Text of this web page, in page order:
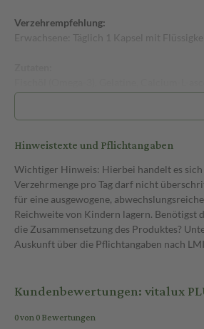
Verzehrempfehlung:
Erwachsene: Täglich 1 Kapsel mit
α-Tocopherylacetat (Vitamin E acetat),
(E471), Lutein- und Zeaxanthin-haltiger
Bei Raumtemperatur (nicht über 25 °C)
Name, Anschrift und Kontakt des
Alcon Laboratories, Inc.
6201 South Freeway
Fort Worth, TX 76134-2099, USA
Für Fragen zur Produktsicherheit kann
Der Bevollmächtigte in der Europäischen
Hinweistexte und Pflichtangaben
Wichtiger Hinweis: Hierbei handelt es
Verzehrmenge pro Tag darf nicht
für eine ausgewogene,
Reichweite von Kindern lagern. Benötigst
die Zusammensetzung des Produktes?
Auskunft über die Pflichtangaben nach
Kundenbewertungen: vitalux
0 von 0 Bewertungen